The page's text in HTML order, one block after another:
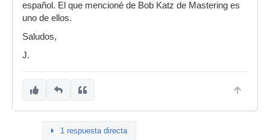
español. El que mencioné de Bob Katz de Mastering es
uno de ellos.
Saludos,
J.
1 respuesta directa